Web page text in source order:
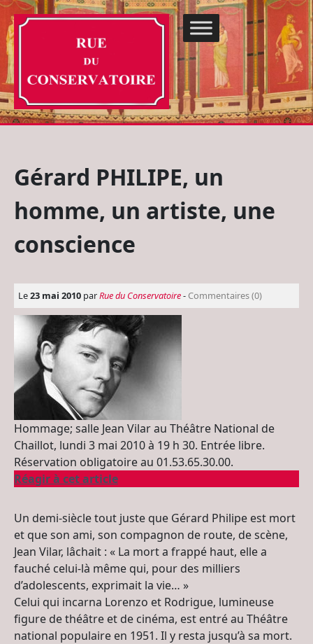
Gérard PHILIPE, un
homme, un artiste, une
conscience
Le23 mai 2010 parRue du Conservatoire- Commentaires (0)
Hommage; salle Jean Vilar au Théâtre National de
Chaillot, lundi 3 mai 2010 à 19 h 30. Entrée libre.
Réservation obligatoire au 01.53.65.30.00.
Réagir à cet article
Un demi-siècle tout juste que Gérard Philipe est mort
et que son ami, son compagnon de route, de scène,
Jean Vilar, lâchait : « La mort a frappé haut, elle a
fauché celui-là même qui, pour des milliers
d’adolescents, exprimait la vie… »
Celui qui incarna Lorenzo et Rodrigue, lumineuse
figure de théâtre et de cinéma, est entré au Théâtre
national populaire en 1951. Il y resta jusqu’à sa mort.